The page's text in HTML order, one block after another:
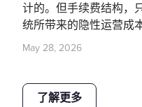
计的。但手续费结构，
统所带来的隐性运营成
May 28, 2026
了解更多